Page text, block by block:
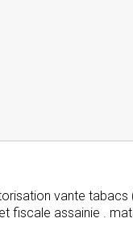
vante tabacs
assainie .